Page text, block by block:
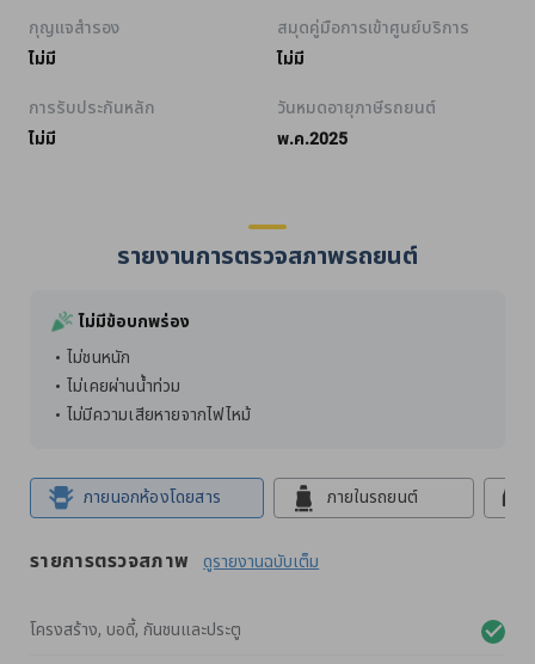
กุญแจสำรอง
ไม่มี
สมุดคู่มือการเข้าศูนย์บริการ
ไม่มี
การรับประกันหลัก
ไม่มี
วันหมดอายุภาษีรถยนต์
พ.ค.2025
รายงานการตรวจสภาพรถยนต์
ไม่มีข้อบกพร่อง
ไม่ชนหนัก
ไม่เคยผ่านน้ำท่วม
ไม่มีความเสียหายจากไฟไหม้
ภายนอกห้องโดยสาร ภายในรถยนต์
รายการตรวจสภาพ ดูรายงานฉบับเต็ม
โครงสร้าง, บอดี้, กันชนและประตู